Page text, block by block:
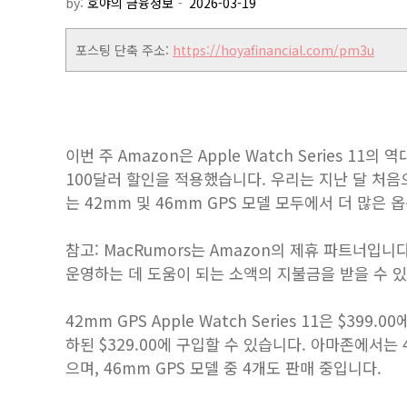
포스팅 단축 주소: https://hoyafinancial.com/pm3u
이번 주 Amazon은 Apple Watch Series 11의 역
100달러 할인을 적용했습니다. 우리는 지난 달 처
는 42mm 및 46mm GPS 모델 모두에서 더 많은
참고: MacRumors는 Amazon의 제휴 파트너입니
운영하는 데 도움이 되는 소액의 지불금을 받을 수
42mm GPS Apple Watch Series 11은 $399.00
하된 $329.00에 구입할 수 있습니다. 아마존에서
으며, 46mm GPS 모델 중 4개도 판매 중입니다.